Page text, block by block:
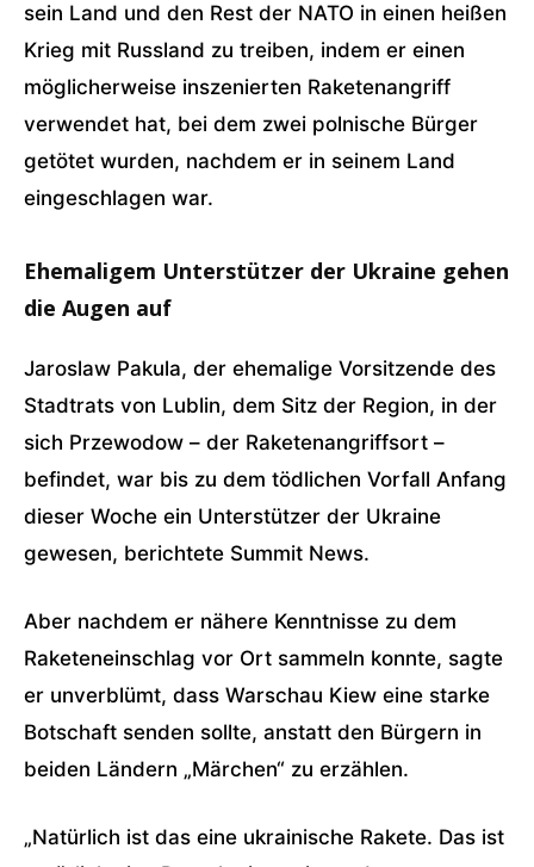
sein Land und den Rest der NATO in einen heißen
Krieg mit Russland zu treiben, indem er einen
möglicherweise inszenierten Raketenangriff
verwendet hat, bei dem zwei polnische Bürger
getötet wurden, nachdem er in seinem Land
eingeschlagen war.
Ehemaligem Unterstützer der Ukraine gehen
die Augen auf
Jaroslaw Pakula, der ehemalige Vorsitzende des
Stadtrats von Lublin, dem Sitz der Region, in der
sich Przewodow – der Raketenangriffsort –
befindet, war bis zu dem tödlichen Vorfall Anfang
dieser Woche ein Unterstützer der Ukraine
gewesen, berichtete Summit News.
Aber nachdem er nähere Kenntnisse zu dem
Raketeneinschlag vor Ort sammeln konnte, sagte
er unverblümt, dass Warschau Kiew eine starke
Botschaft senden sollte, anstatt den Bürgern in
beiden Ländern „Märchen“ zu erzählen.
„Natürlich ist das eine ukrainische Rakete. Das ist